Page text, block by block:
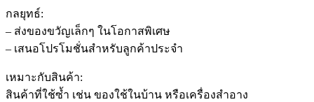
กลยุทธ์:
– ส่งของขวัญเล็กๆ ในโอกาสพิเศษ
– เสนอโปรโมชั่นสำหรับลูกค้าประจำ
เหมาะกับสินค้า:
สินค้าที่ใช้ซ้ำ เช่น ของใช้ในบ้าน หรือเครื่องสำอาง